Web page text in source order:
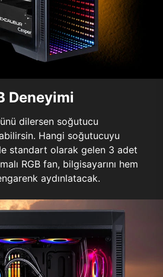
Deneyimi
dilersen soğutucu
Hangi soğutucuyu
standart olarak gelen 3 adet
RGB fan, bilgisayarını hem
aydınlatacak.